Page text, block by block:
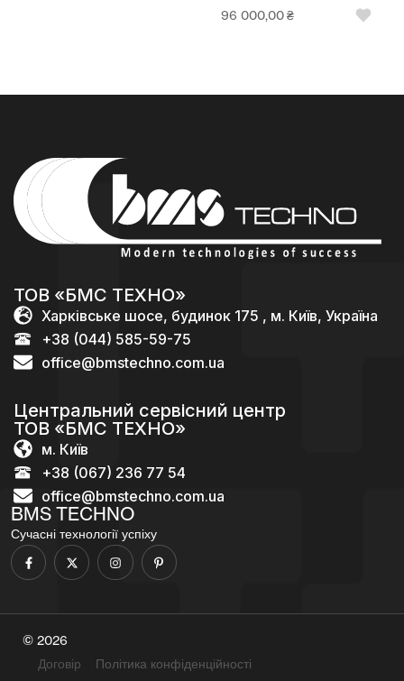
96 000,00₴
BMS TECHNO
Сучасні технології успіху
ТОВ «БМС ТЕХНО»
Харківське шосе, будинок 175 , м. Київ, Україна
+38 (044) 585-59-75
office@bmstechno.com.ua
Центральний сервісний центр
ТОВ «БМС ТЕХНО»
м. Київ
+38 (067) 236 77 54
office@bmstechno.com.ua
© 2026
Договір
Політика конфіденційності